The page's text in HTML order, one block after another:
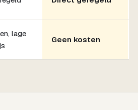
lage
Geen kosten